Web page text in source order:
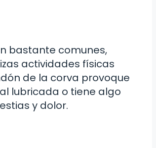
bastante comunes,
actividades físicas
de la corva provoque
lubricada o tiene algo
y dolor.